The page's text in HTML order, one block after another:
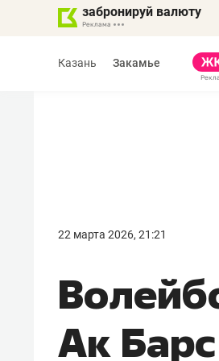
забронируй валюту
Казань Закамье
22 марта 2026, 21:21
Ак